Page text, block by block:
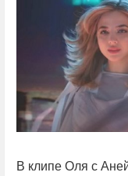
В клипе Оля с